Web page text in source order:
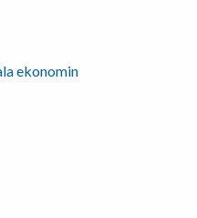
ekonomin